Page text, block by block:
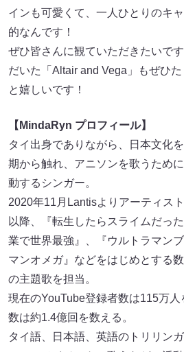
インも可愛くて、一人ひとりのキ
的なんです！
ぜひ皆さんに観ていただきたいで
だいた「Altair and Vega」もぜひ
と嬉しいです！
【MindaRyn プロフィール】
タイ出身でありながら、日本文化
期から触れ、アニソンを歌うため
動するシンガー。
2020年11月Lantisよりアーティスト
以降、『転生したらスライムだっ
業で世界最強』、『ウルトラマン
マンオメガ』などをはじめとする
の主題歌を担当。
現在のYouTube登録者数は115万
数は約1.4億回を数える。
タイ語、日本語、英語のトリリン